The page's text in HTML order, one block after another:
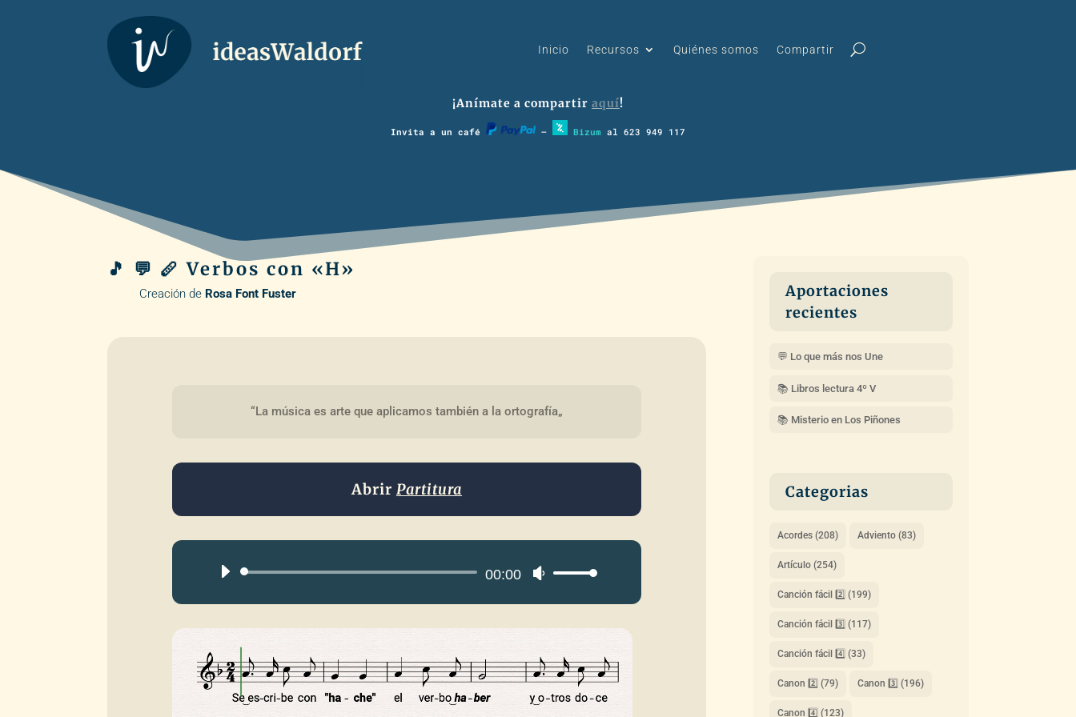
Inicio Recursos Quiénes somos Compartir
¡Anímate a compartir aquí!
Invita a un café – Bizum al 623 949 117
🎵 💬 🪈 Verbos con «H»
Creación de Rosa Font Fuster
“La música es arte que aplicamos también a la ortografía„
AbrirPartitura
Reproductor
00:00
Utiliza
flecha
arriba/abajo
para
Aportaciones
recientes
💬 Lo que más nos Une
📚 Libros lectura 4º V
📚 Misterio en Los Piñones
Categorias
Acordes(208) Adviento(83)
Artículo(254)
Canción fácil 2️⃣ (199)
Canción fácil 3️⃣ (117)
Canción fácil 4️⃣ (33)
Canon 2️⃣ (79) Canon 3️⃣ (196)
Canon 4️⃣ (123)